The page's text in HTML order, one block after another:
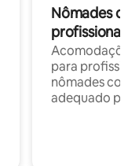
Nômades
profissionais
para
nômades com
adequado